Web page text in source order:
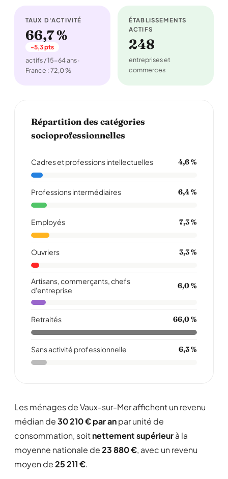
TAUX D'ACTIVITÉ
66,7 %
-5,3 pts
actifs / 15-64 ans ·
France : 72,0 %
ÉTABLISSEMENTS
ACTIFS
248
entreprises et
commerces
Répartition des catégories
socioprofessionnelles
Cadres et professions intellectuelles 4,6 %
Professions intermédiaires 6,4 %
Employés 7,3 %
Ouvriers 3,3 %
Artisans, commerçants, chefs
d'entreprise
6,0 %
Retraités 66,0 %
Sans activité professionnelle 6,3 %
Les ménages de Vaux-sur-Mer affichent un revenu
médian de30 210 € par anpar unité de
consommation, soitnettement supérieurà la
moyenne nationale de23 880 €, avec un revenu
moyen de25 211 €.